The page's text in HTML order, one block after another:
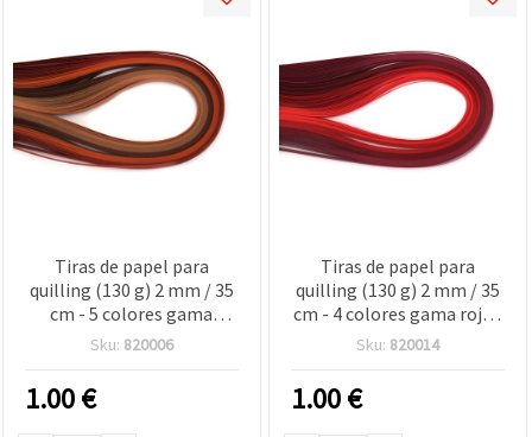
Tiras de papel para
quilling (130 g) 2 mm / 35
cm - 5 colores gama
marrón - 100 uds.
Sku: 820006
1.00€
Tiras de papel para
quilling (130 g) 2 mm / 35
cm - 4 colores gama roja -
100 uds.
Sku: 820014
1.00€